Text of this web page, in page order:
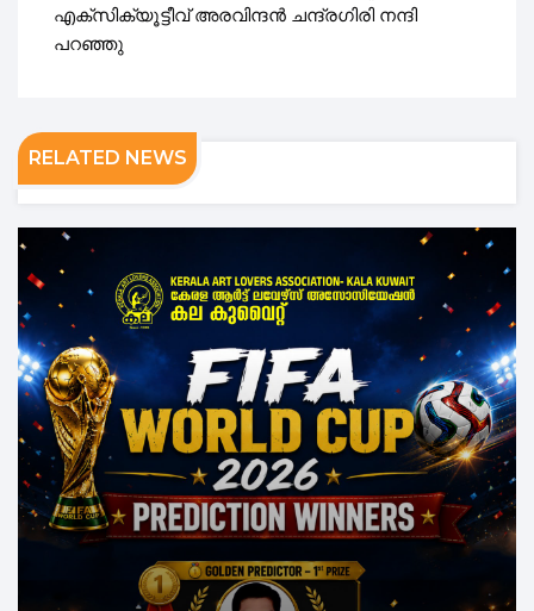
എക്സിക്യൂട്ടീവ് അരവിന്ദൻ ചന്ദ്രഗിരി നന്ദി
പറഞ്ഞു
RELATED NEWS